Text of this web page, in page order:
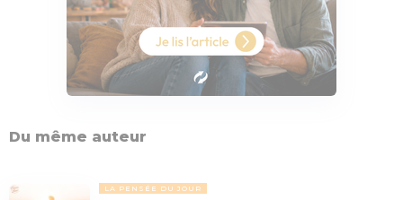
Du même auteur
LA PENSÉE DU JOUR